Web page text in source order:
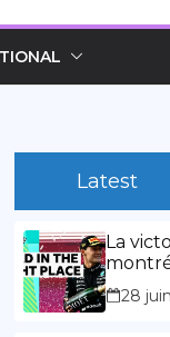
Latest
La
28